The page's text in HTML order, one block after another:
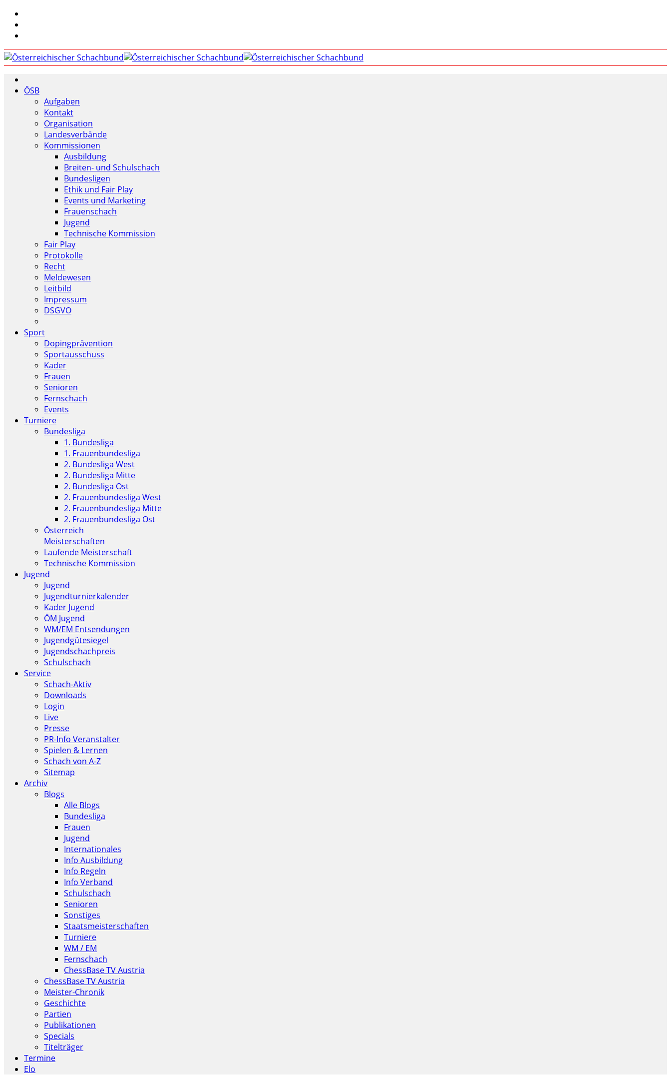
ÖSB
Aufgaben
Kontakt
Organisation
Landesverbände
Kommissionen
Ausbildung
Breiten- und Schulschach
Bundesligen
Ethik und Fair Play
Events und Marketing
Frauenschach
Jugend
Technische Kommission
Fair Play
Protokolle
Recht
Meldewesen
Leitbild
Impressum
DSGVO
Sport
Dopingprävention
Sportausschuss
Kader
Frauen
Senioren
Fernschach
Events
Turniere
Bundesliga
1. Bundesliga
1. Frauenbundesliga
2. Bundesliga West
2. Bundesliga Mitte
2. Bundesliga Ost
2. Frauenbundesliga West
2. Frauenbundesliga Mitte
2. Frauenbundesliga Ost
Österreich
Meisterschaften
Laufende Meisterschaft
Technische Kommission
Jugend
Jugend
Jugendturnierkalender
Kader Jugend
ÖM Jugend
WM/EM Entsendungen
Jugendgütesiegel
Jugendschachpreis
Schulschach
Service
Schach-Aktiv
Downloads
Login
Live
Presse
PR-Info Veranstalter
Spielen & Lernen
Schach von A-Z
Sitemap
Archiv
Blogs
Alle Blogs
Bundesliga
Frauen
Jugend
Internationales
Info Ausbildung
Info Regeln
Info Verband
Schulschach
Senioren
Sonstiges
Staatsmeisterschaften
Turniere
WM / EM
Fernschach
ChessBase TV Austria
ChessBase TV Austria
Meister-Chronik
Geschichte
Partien
Publikationen
Specials
Titelträger
Termine
Elo